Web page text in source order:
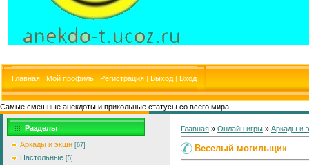
Главная | Мой профиль | Регистрация | Выход | Вход
Самые смешные анекдоты и прикольные статусы со всего мира
Разделы
Аркады и экшн [67]
Настольные [5]
Главная » Онлайн игры » Аркады и
Веселый могильщик